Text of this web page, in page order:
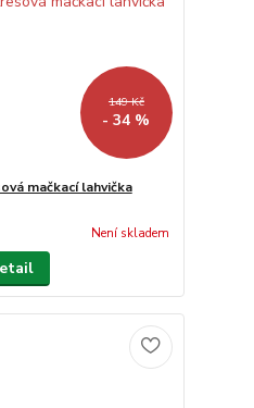
149 Kč
- 34 %
mačkací lahvička
Není skladem